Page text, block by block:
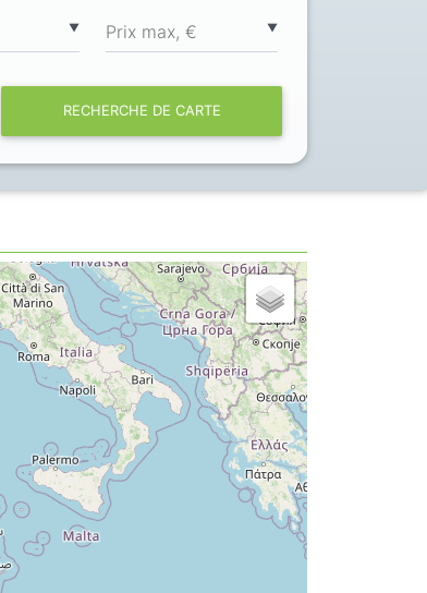
▼ ▼
Prix max, €
RECHERCHE DE CARTE